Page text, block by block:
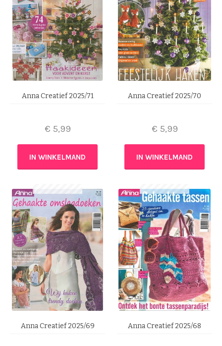
Anna Creatief 2025/71
€ 5,99
IN WINKELMAND
Anna Creatief 2025/70
€ 5,99
IN WINKELMAND
Anna Creatief 2025/69 Anna Creatief 2025/68